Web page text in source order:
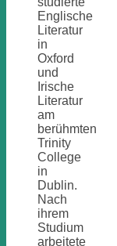
Englische
Literatur
in
Oxford
und
Irische
Literatur
am
berühmten
Trinity
College
in
Dublin.
Nach
ihrem
Studium
arbeitete